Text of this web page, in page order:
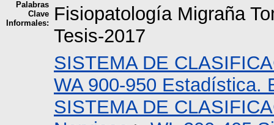
Palabras
Clave
Informales:
Fisiopatología Migraña
Tesis-2017
SISTEMA DE
WA 900-950 Estadística.
SISTEMA DE